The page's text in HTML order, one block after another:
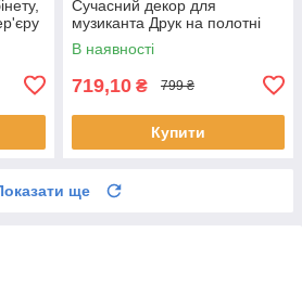
Сучасний декор для
музиканта Друк на полотні
60х40см
В наявності
719,10 ₴ 799 ₴
Купити
ще